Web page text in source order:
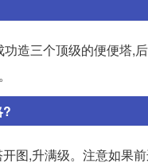
造三个顶级的便便塔,
?
图,升满级。注意如果